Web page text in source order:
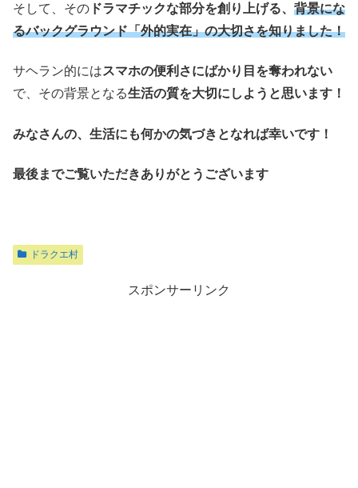
そして、その ドラマチックな部分を創り上げる、 背景にな
るバックグラウンド「外的実在」の大切さを知りました！
サヘラン的にはスマホの便利さにばかり目を奪われない
で、その背景となる生活の質を大切にしようと思います！
みなさんの、生活にも何かの気づきとなれば幸いです！
最後までご覧いただきありがとうございます
ドラクエ村
スポンサーリンク